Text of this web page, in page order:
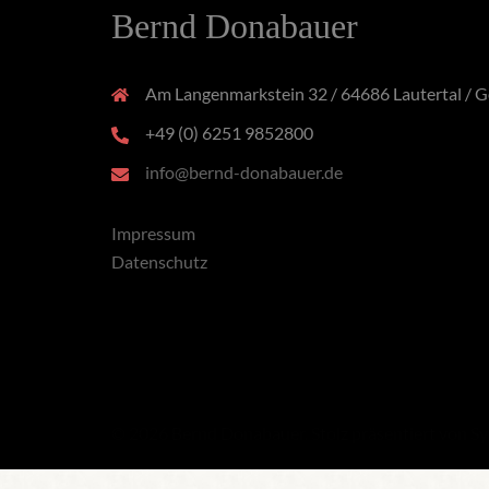
Bernd Donabauer
Am Langenmarkstein 32 / 64686 Lautertal /
+49 (0) 6251 9852800
info@bernd-donabauer.de
Impressum
Datenschutz